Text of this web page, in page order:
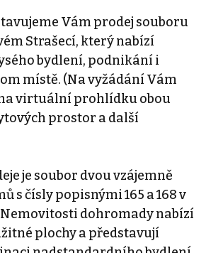
Vám prodej souboru
Strašecí, který nabízí
bydlení, podnikání i
místě. (Na vyžádání Vám
virtuální prohlídku obou
prostor a další
je soubor dvou vzájemně
s čísly popisnými 165 a 168 v
dohromady nabízí
plochy a představují